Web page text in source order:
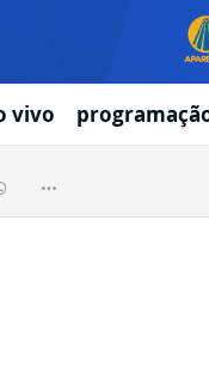
vivo